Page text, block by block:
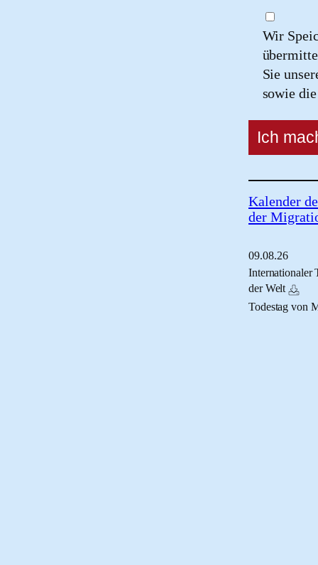
Wir
Sie
sowie die
Kalender
der
09.08.26
Internationaler
der Welt
Todestag von